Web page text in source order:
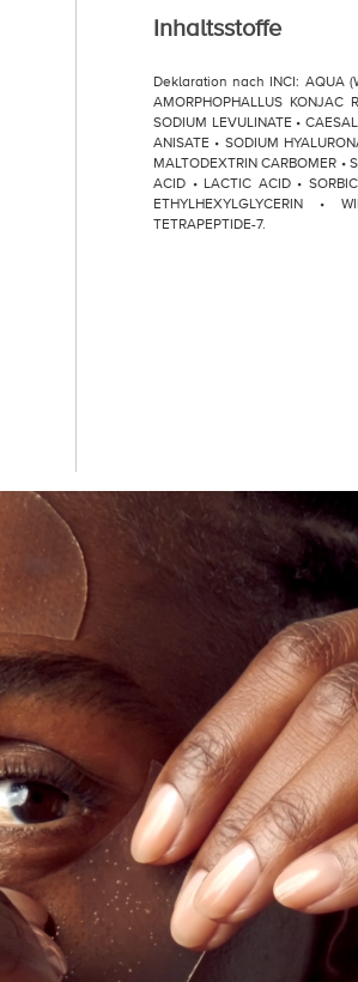
Inhaltsstoffe
Deklaration nach INCI: AQUA
AMORPHOPHALLUS KONJAC
SODIUM LEVULINATE •
ANISATE • SODIUM
MALTODEXTRIN CARBOMER •
ACID • LACTIC ACID •
ETHYLHEXYLGLYCERIN •
TETRAPEPTIDE-7.